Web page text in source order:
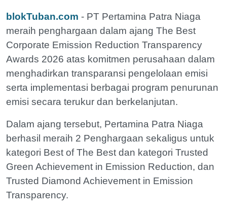
blokTuban.com - PT Pertamina Patra Niaga
meraih penghargaan dalam ajang The Best
Corporate Emission Reduction Transparency
Awards 2026 atas komitmen perusahaan dalam
menghadirkan transparansi pengelolaan emisi
serta implementasi berbagai program penurunan
emisi secara terukur dan berkelanjutan.
Dalam ajang tersebut, Pertamina Patra Niaga
berhasil meraih 2 Penghargaan sekaligus untuk
kategori Best of The Best dan kategori Trusted
Green Achievement in Emission Reduction, dan
Trusted Diamond Achievement in Emission
Transparency.